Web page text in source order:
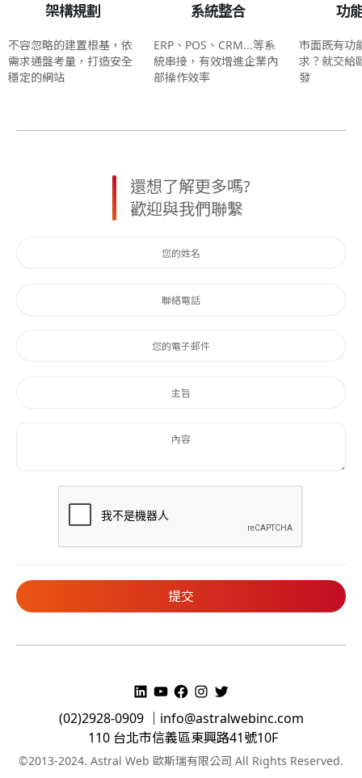
架構規劃
不容忽略的建置根基，依
需求通盤考量，打造安全
穩定的網站
系統整合
ERP、POS、CRM...等系
統串接，有效增進企業內
部操作效率
功
市面既有功
求？就交給
發
還想了解更多嗎?
歡迎與我們聯繫
(02)2928-0909 ｜ info@astralwebinc.com
110 台北市信義區東興路41號10F
©2013-2024. Astral Web 歐斯瑞有限公司 All Rights Reserved.